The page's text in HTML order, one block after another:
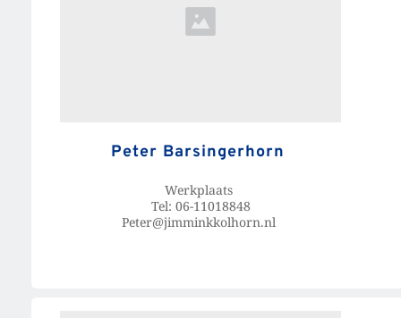
Peter Barsingerhorn
Werkplaats
Tel: 06-11018848
Peter@jimminkkolhorn.nl